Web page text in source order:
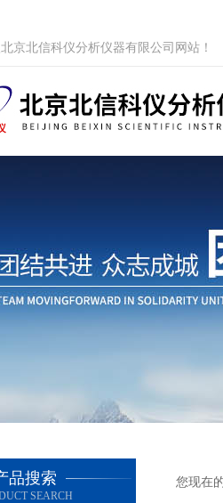
京北信科仪分析仪器有限公司网站！
品搜索
SEARCH
您现在